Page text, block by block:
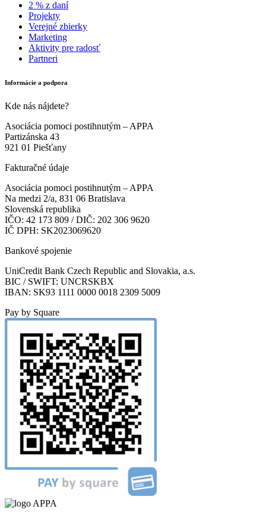
2 % z daní
Projekty
Verejné zbierky
Marketing
Aktivity pre radosť
Partneri
Informácie a podpora
Kde nás nájdete?
Asociácia pomoci postihnutým – APPA
Partizánska 43
921 01 Piešťany
Fakturačné údaje
Asociácia pomoci postihnutým – APPA
Na medzi 2/a, 831 06 Bratislava
Slovenská republika
IČO: 42 173 809 / DIČ: 202 306 9620
IČ DPH: SK2023069620
Bankové spojenie
UniCredit Bank Czech Republic and Slovakia, a.s.
BIC / SWIFT: UNCRSKBX
IBAN: SK93 1111 0000 0018 2309 5009
Pay by Square